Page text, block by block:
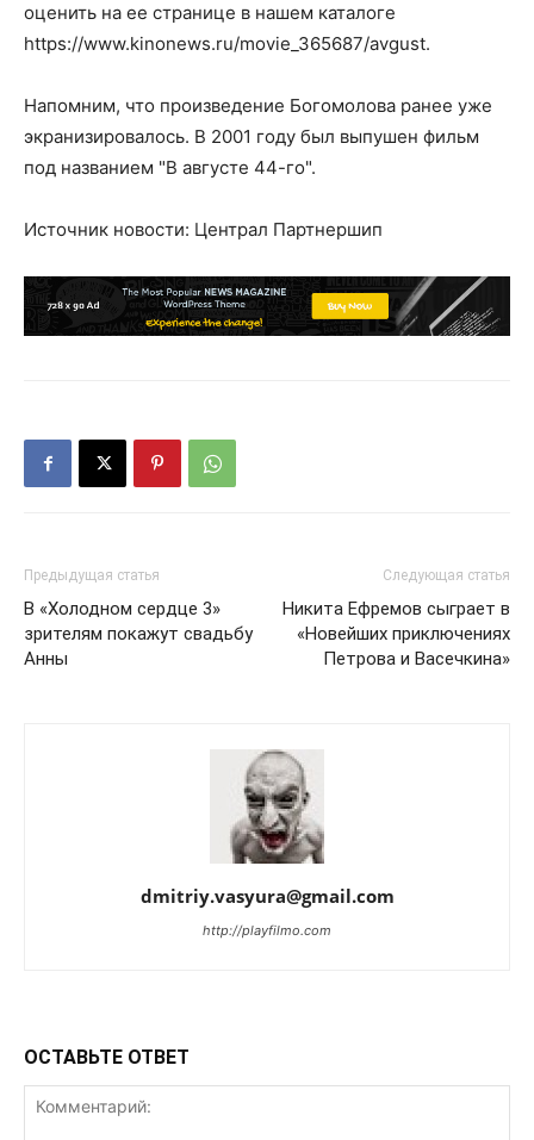
оценить на ее странице в нашем каталоге
https://www.kinonews.ru/movie_365687/avgust.
Напомним, что произведение Богомолова ранее уже
экранизировалось. В 2001 году был выпушен фильм
под названием "В августе 44-го".
Источник новости: Централ Партнершип
Предыдущая статья
В «Холодном сердце 3»
зрителям покажут свадьбу
Анны
Следующая статья
Никита Ефремов сыграет в
«Новейших приключениях
Петрова и Васечкина»
dmitriy.vasyura@gmail.com
http://playfilmo.com
ОСТАВЬТЕ ОТВЕТ